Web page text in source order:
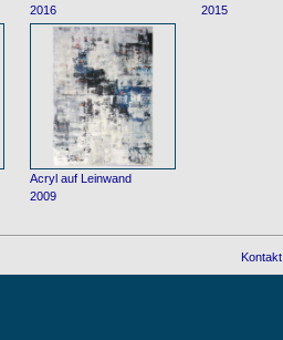
2016
2015
Acryl auf Leinwand
2009
Kontakt